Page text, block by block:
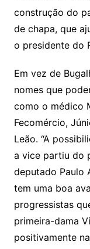
construção do
de chapa, que
o presidente do
Em vez de
nomes que
como o médico
Fecomércio,
Leão. “A
a vice partiu do
deputado Paulo
tem uma boa
progressistas
primeira-dama
positivamente